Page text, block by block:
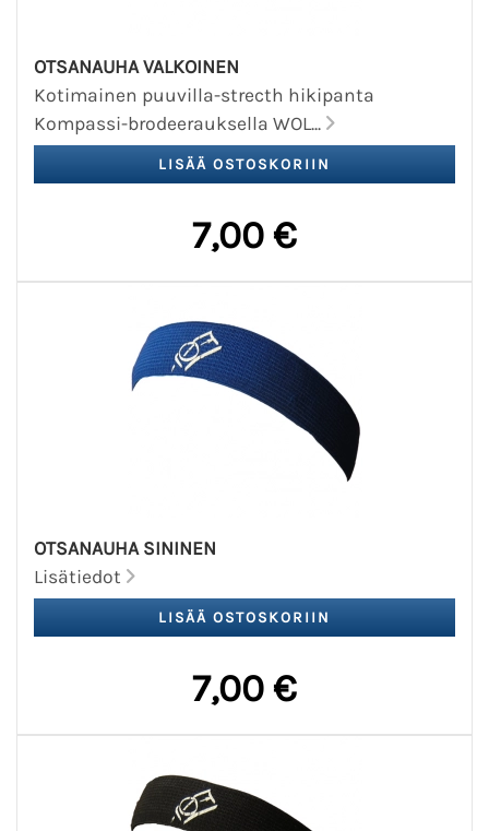
OTSANAUHA VALKOINEN
Kotimainen puuvilla-strecth hikipanta
Kompassi-brodeerauksella WOL...
7,00 €
OTSANAUHA SININEN
Lisätiedot
7,00 €